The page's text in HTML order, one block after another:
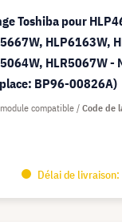
Toshiba pour
HLP6163W,
HLR5067W -
BP96-00826A)
Délai de
module compatible Code de